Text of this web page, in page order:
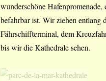
wunderschöne
befahrbar ist. Wir ziehen entlang
Fährschiffterminal, dem
bis wir die Kathedrale sehen.